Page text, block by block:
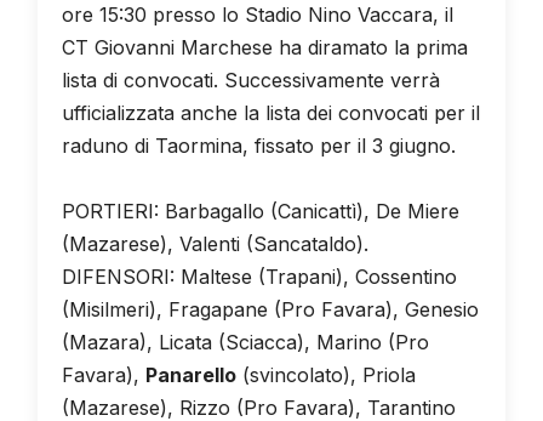
ore 15:30 presso lo Stadio Nino Vaccara, il
CT Giovanni Marchese ha diramato la prima
lista di convocati. Successivamente verrà
ufficializzata anche la lista dei convocati per il
raduno di Taormina, fissato per il 3 giugno.
PORTIERI: Barbagallo (Canicattì), De Miere
(Mazarese), Valenti (Sancataldo).
DIFENSORI: Maltese (Trapani), Cossentino
(Misilmeri), Fragapane (Pro Favara), Genesio
(Mazara), Licata (Sciacca), Marino (Pro
Favara), Panarello(svincolato), Priola
(Mazarese), Rizzo (Pro Favara), Tarantino